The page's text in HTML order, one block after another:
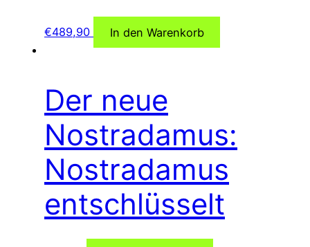
€489,90 In den Warenkorb
Der neue
Nostradamus:
Nostradamus
entschlüsselt